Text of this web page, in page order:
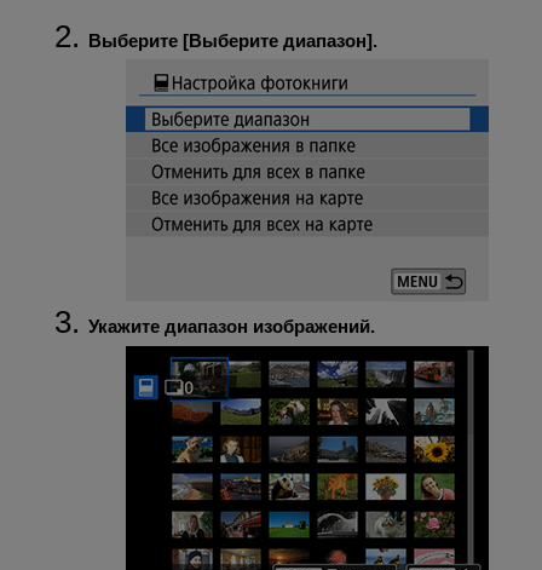
Выберите [Выберите диапазон].
Укажите диапазон изображений.